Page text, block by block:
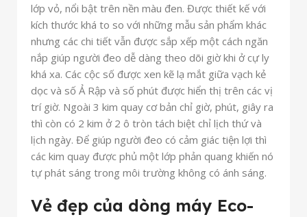
lớp vỏ, nổi bật trên nền màu đen. Được thiết kế với
kích thước khá to so với những mẫu sản phẩm khác
nhưng các chi tiết vẫn được sắp xếp một cách ngăn
nắp giúp người đeo dễ dàng theo dõi giờ khi ở cự ly
khá xa. Các cộc số được xen kẽ lạ mắt giữa vạch kẻ
dọc và số Ả Rập và số phút được hiển thị trên các vị
trí giờ. Ngoài 3 kim quay cơ bản chỉ giờ, phút, giây ra
thì còn có 2 kim ở 2 ô tròn tách biệt chỉ lịch thứ và
lịch ngày. Để giúp người đeo có cảm giác tiện lợi thì
các kim quay được phủ một lớp phản quang khiến nó
tự phát sáng trong môi trường không có ánh sáng.
Vẻ đẹp của dòng máy Eco-